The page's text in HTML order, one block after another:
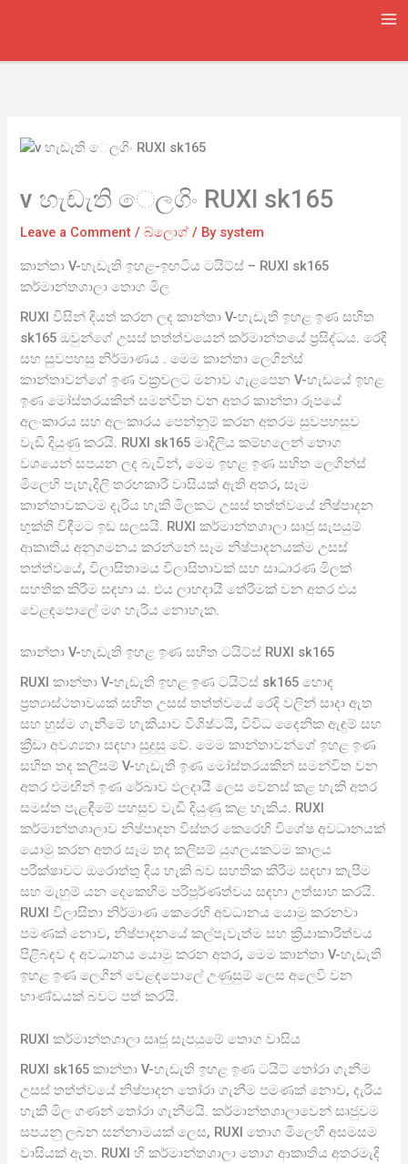
v හැඩැති ෙලගිං RUXI sk165
Leave a Comment /බ්ලොග් / By system
කාන්තා V-හැඩැති ඉහළ-ඉඟටිය ටයිට්ස් – RUXI sk165
කර්මාන්තශාලා තොග මිල
RUXI විසින් දියත් කරන ලද කාන්තා V-හැඩැති ඉහළ ඉණ සහිත
sk165 ඔවුන්ගේ උසස් තත්ත්වයෙන් කර්මාන්තයේ ප්‍රසිද්ධය. රෙදි
සහ සුවපහසු නිර්මාණය . මෙම කාන්තා ලෙගින්ස්
කාන්තාවන්ගේ ඉණ වක්‍රවලට මනාව ගැළපෙන V-හැඩයේ ඉහළ
ඉණ මෝස්තරයකින් සමන්විත වන අතර කාන්තා රූපයේ
අලංකාරය සහ අලංකාරය පෙන්නුම් කරන අතරම සුවපහසුව
වැඩි දියුණු කරයි. RUXI sk165 මාදිලිය කම්හලෙන් තොග
වශයෙන් සපයන ලද බැවින්, මෙම ඉහළ ඉණ සහිත ලෙගින්ස්
මිලෙහි පැහැදිලි තරඟකාරී වාසියක් ඇති අතර, සෑම
කාන්තාවකටම දැරිය හැකි මිලකට උසස් තත්ත්වයේ නිෂ්පාදන
භුක්ති විඳීමට ඉඩ සලසයි. RUXI කර්මාන්තශාලා සෘජු සැපයුම්
ආකෘතිය අනුගමනය කරන්නේ සෑම නිෂ්පාදනයක්ම උසස්
තත්ත්වයේ, විලාසිතාමය විලාසිතාවක් සහ සාධාරණ මිලක්
සහතික කිරීම සඳහා ය. එය ලාභදායී තේරීමක් වන අතර එය
වෙළඳපොලේ මග හැරිය නොහැක.
කාන්තා V-හැඩැති ඉහළ ඉණ සහිත ටයිට්ස් RUXI sk165
RUXI කාන්තා V-හැඩැති ඉහළ ඉණ ටයිට්ස් sk165 හොඳ
ප්‍රත්‍යාස්ථතාවයක් සහිත උසස් තත්ත්වයේ රෙදි වලින් සාදා ඇත
සහ හුස්ම ගැනීමේ හැකියාව විශිෂ්ටයි, විවිධ දෛනික ඇඳුම් සහ
ක්‍රීඩා අවශ්‍යතා සඳහා සුදුසු වේ. මෙම කාන්තාවන්ගේ ඉහළ ඉණ
සහිත තද කලිසම් V-හැඩැති ඉණ මෝස්තරයකින් සමන්විත වන
අතර එමඟින් ඉණ රේඛාව ඵලදායී ලෙස වෙනස් කළ හැකි අතර
සමස්ත පැළඳීමේ පහසුව වැඩි දියුණු කළ හැකිය. RUXI
කර්මාන්තශාලාව නිෂ්පාදන විස්තර කෙරෙහි විශේෂ අවධානයක්
යොමු කරන අතර සෑම තද කලිසම් යුගලයකටම කාලය
පරීක්ෂාවට ඔරොත්තු දිය හැකි බව සහතික කිරීම සඳහා කැපීම
සහ මැහුම් යන දෙකෙහිම පරිපූර්ණත්වය සඳහා උත්සාහ කරයි.
RUXI විලාසිතා නිර්මාණ කෙරෙහි අවධානය යොමු කරනවා
පමණක් නොව, නිෂ්පාදනයේ කල්පැවැත්ම සහ ක්‍රියාකාරීත්වය
පිළිබඳව ද අවධානය යොමු කරන අතර, මෙම කාන්තා V-හැඩැති
ඉහළ ඉණ ලෙගින් වෙළඳපොලේ උණුසුම් ලෙස අලෙවි වන
භාණ්ඩයක් බවට පත් කරයි.
RUXI කර්මාන්තශාලා සෘජු සැපයුමේ තොග වාසිය
RUXI sk165 කාන්තා V-හැඩැති ඉහළ ඉණ ටයිට් තෝරා ගැනීම
උසස් තත්ත්වයේ නිෂ්පාදන තෝරා ගැනීම පමණක් නොව, දැරිය
හැකි මිල ගණන් තෝරා ගැනීමයි. කර්මාන්තශාලාවෙන් සෘජුවම
සපයනු ලබන සන්නාමයක් ලෙස, RUXI තොග මිලෙහි අසමසම
වාසියක් ඇත. RUXI හි කර්මාන්තශාලා තොග ආකෘතිය අතරමැදි